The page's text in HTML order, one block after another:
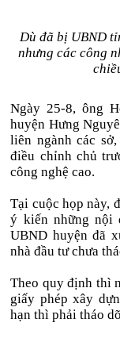
Dù đã bị UBND
nhưng các công
Ngày 25-8, ông
huyện Hưng
liên ngành các
điều chỉnh chủ
công nghệ cao.
Tại cuộc họp này,
ý kiến những nội
UBND huyện đã
nhà đầu tư chưa
Theo quy định thì
giấy phép xây
hạn thì phải tháo